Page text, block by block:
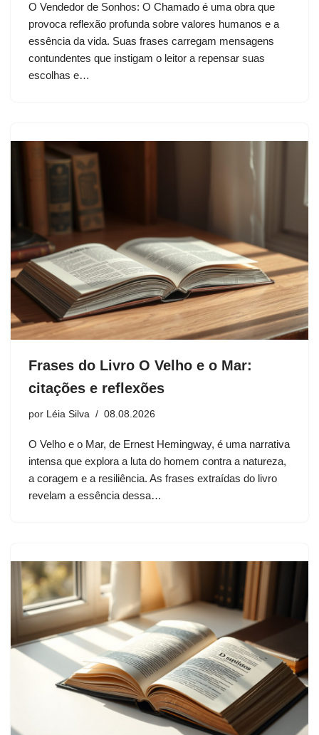
O Vendedor de Sonhos: O Chamado é uma obra que
provoca reflexão profunda sobre valores humanos e a
essência da vida. Suas frases carregam mensagens
contundentes que instigam o leitor a repensar suas
escolhas e…
Frases do Livro O Velho e o Mar:
citações e reflexões
por Léia Silva 08.08.2026
O Velho e o Mar, de Ernest Hemingway, é uma narrativa
intensa que explora a luta do homem contra a natureza,
a coragem e a resiliência. As frases extraídas do livro
revelam a essência dessa…